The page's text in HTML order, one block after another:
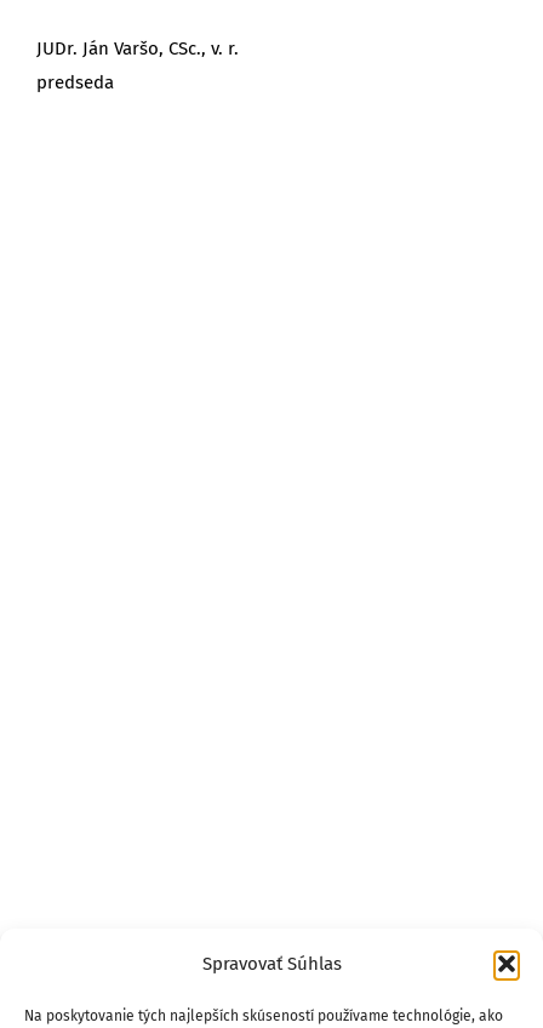
Spravovať Súhlas
Na poskytovanie tých najlepších skúseností používame technológie, ako
JUDr. Ján Varšo, CSc., v. r.
predseda